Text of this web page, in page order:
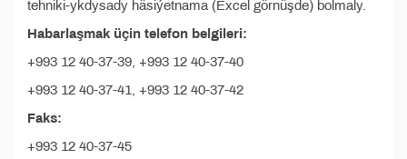
tehniki-ykdysady häsiýetnama (Excel görnüşde) bolmaly.
Habarlaşmak üçin telefon belgileri:
+993 12 40-37-39, +993 12 40-37-40
+993 12 40-37-41, +993 12 40-37-42
Faks:
+993 12 40-37-45